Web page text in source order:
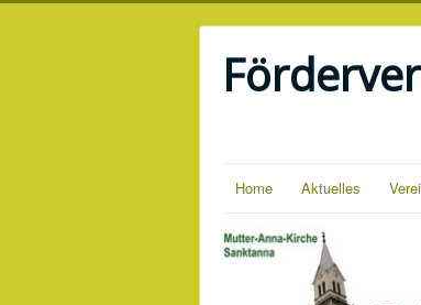
Home Aktuelles